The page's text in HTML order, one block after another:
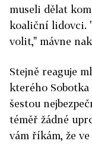
museli dělat
koaliční lidovci.
volit," mávne
Stejně reaguje
kterého Sobotka
šestou
téměř žádné
vám říkám, že